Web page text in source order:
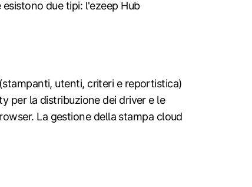
due tipi: l'ezeep Hub
utenti, criteri e reportistica)
per la distribuzione dei driver e le
La gestione della stampa cloud